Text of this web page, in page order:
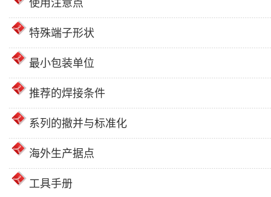
特殊端子形状
最小包装单位
推荐的焊接条件
系列的撤并与标准化
海外生产据点
工具手册